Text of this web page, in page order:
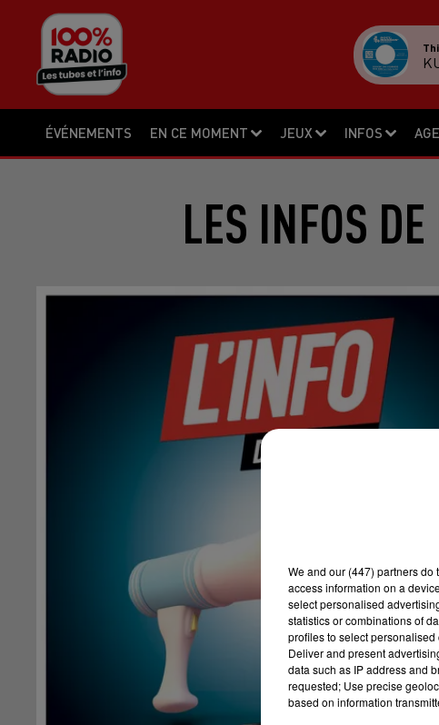
ÉVÉNEMENTS EN CE MOMENT JEUX INFOS
LES INFOS
We and our (447) partnersdo
access information on a
select personalised
statistics or combinations of
profiles to select personalised
Deliver and present
data such as IP address and
requested; Use precise
based on information